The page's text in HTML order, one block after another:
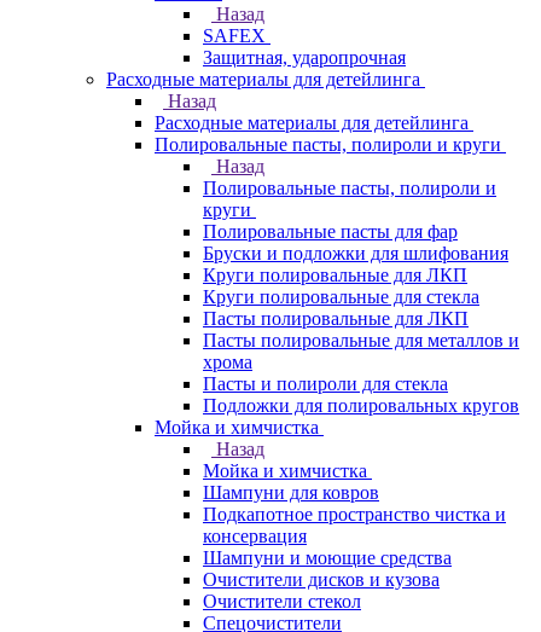
Назад
SAFEX
Защитная, ударопрочная
Расходные материалы для детейлинга
Назад
Расходные материалы для детейлинга
Полировальные пасты, полироли и круги
Назад
Полировальные пасты, полироли и
круги
Полировальные пасты для фар
Бруски и подложки для шлифования
Круги полировальные для ЛКП
Круги полировальные для стекла
Пасты полировальные для ЛКП
Пасты полировальные для металлов и
хрома
Пасты и полироли для стекла
Подложки для полировальных кругов
Мойка и химчистка
Назад
Мойка и химчистка
Шампуни для ковров
Подкапотное пространство чистка и
консервация
Шампуни и моющие средства
Очистители дисков и кузова
Очистители стекол
Спецочистители